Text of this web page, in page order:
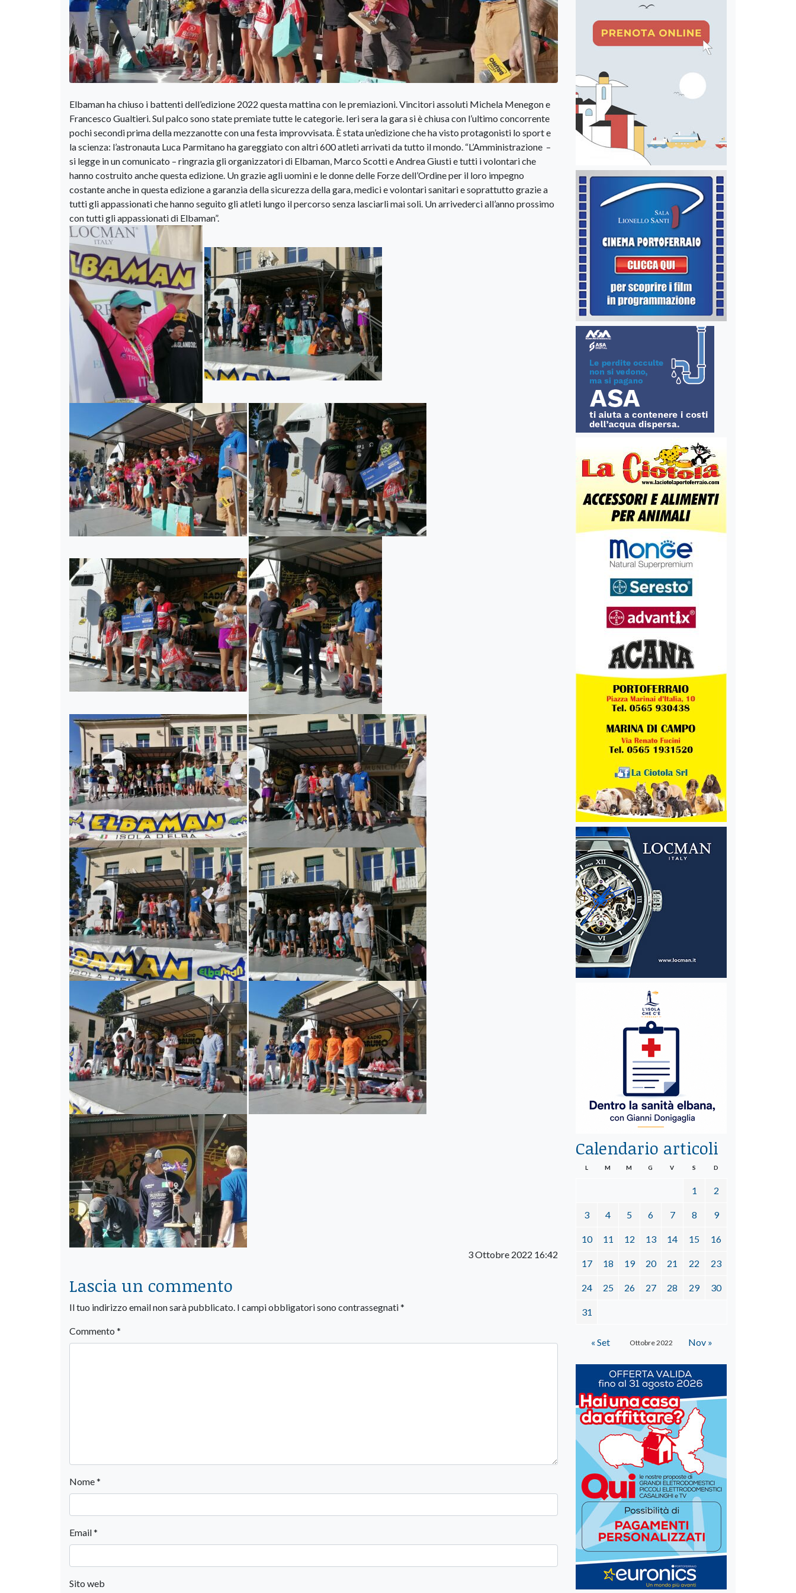
Elbaman ha chiuso i battenti dell’edizione 2022 questa mattina con le premiazioni. Vincitori assoluti Michela Menegon e
Francesco Gualtieri. Sul palco sono state premiate tutte le categorie. Ieri sera la gara si è chiusa con l’ultimo concorrente
pochi secondi prima della mezzanotte con una festa improvvisata. È stata un’edizione che ha visto protagonisti lo sport e
la scienza: l’astronauta Luca Parmitano ha gareggiato con altri 600 atleti arrivati da tutto il mondo. “L’Amministrazione –
si legge in un comunicato – ringrazia gli organizzatori di Elbaman, Marco Scotti e Andrea Giusti e tutti i volontari che
hanno costruito anche questa edizione. Un grazie agli uomini e le donne delle Forze dell’Ordine per il loro impegno
costante anche in questa edizione a garanzia della sicurezza della gara, medici e volontari sanitari e soprattutto grazie a
tutti gli appassionati che hanno seguito gli atleti lungo il percorso senza lasciarli mai soli. Un arrivederci all’anno prossimo
con tutti gli appassionati di Elbaman”.
3 Ottobre 2022 16:42
Lascia un commento
Il tuo indirizzo email non sarà pubblicato. I campi obbligatori sono contrassegnati*
Commento *
Nome*
Email*
Sito web
Calendario articoli
Ottobre 2022
L M M G V S D
1 2
3 4 5 6 7 8 9
10 11 12 13 14 15 16
17 18 19 20 21 22 23
24 25 26 27 28 29 30
31
« Set Nov »